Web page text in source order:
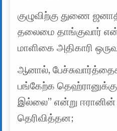
குழுவிற்கு துணை
தலைமை தாங்குவார்
மாளிகை அதிகாரி
ஆனால்,
பங்கேற்க
இல்லை” என்று
தெரிவித்தன;